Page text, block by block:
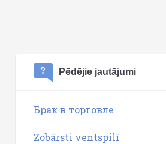
Pēdējie jautājumi
Брак в торговле
Zobārsti ventspilī